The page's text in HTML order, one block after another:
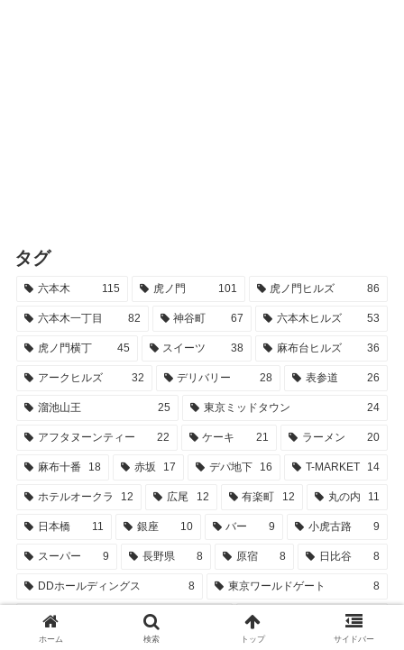
タグ
六本木 115 虎ノ門 101 虎ノ門ヒルズ 86
六本木一丁目 82 神谷町 67 六本木ヒルズ 53
虎ノ門横丁 45 スイーツ 38 麻布台ヒルズ 36
アークヒルズ 32 デリバリー 28 表参道 26
溜池山王 25 東京ミッドタウン 24
アフタヌーンティー 22 ケーキ 21 ラーメン 20
麻布十番 18 赤坂 17 デパ地下 16 T-MARKET 14
ホテルオークラ 12 広尾 12 有楽町 12 丸の内 11
日本橋 11 銀座 10 バー 9 小虎古路 9
スーパー 9 長野県 8 原宿 8 日比谷 8
DDホールディングス 8 東京ワールドゲート 8
六本木ヒルズノースタワー テイクアウト
千代田区 新橋 7 ハンバーガー
ホーム 検索 トップ サイドバー